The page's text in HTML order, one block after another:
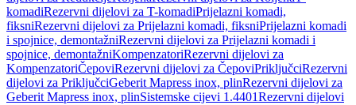
komadiRezervni dijelovi za T-komadiPrijelazni komadi,
fiksniRezervni dijelovi za Prijelazni komadi, fiksniPrijelazni komadi
i spojnice, demontažniRezervni dijelovi za Prijelazni komadi i
spojnice, demontažniKompenzatoriRezervni dijelovi za
KompenzatoriČepoviRezervni dijelovi za ČepoviPriključciRezervni
dijelovi za PriključciGeberit Mapress inox, plinRezervni dijelovi za
Geberit Mapress inox, plinSistemske cijevi 1.4401Rezervni dijelovi